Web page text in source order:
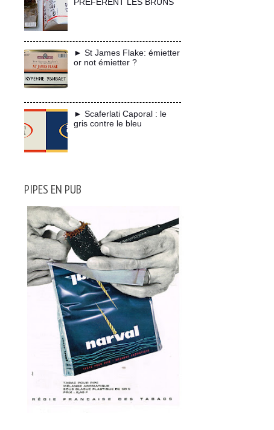
► St James Flake: émietter
or not émietter ?
► Scaferlati Caporal : le
gris contre le bleu
PIPES EN PUB